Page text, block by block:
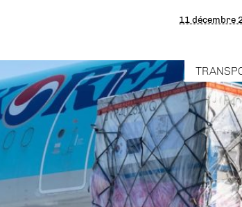
11 décembre